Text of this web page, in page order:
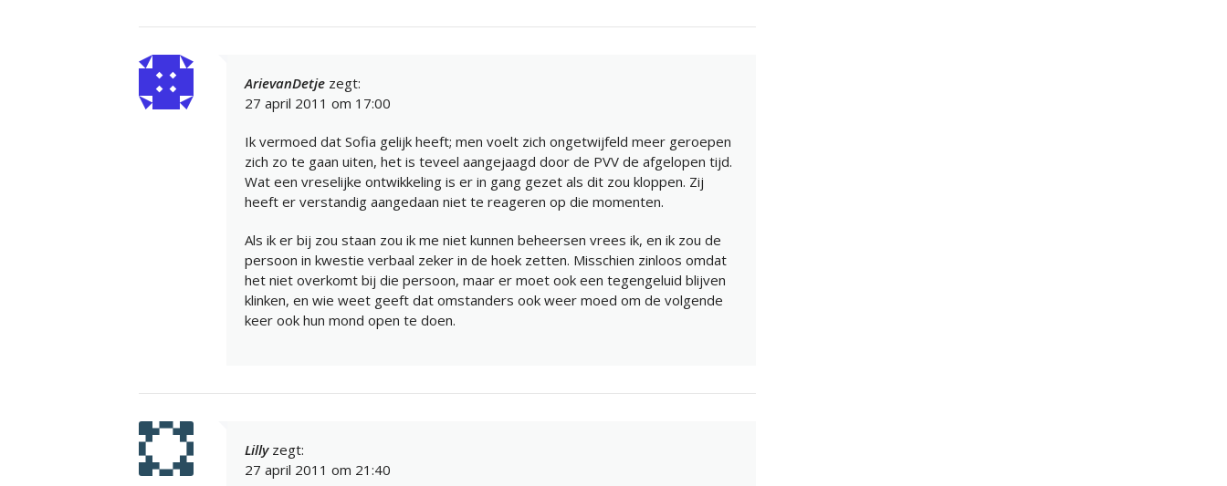
ArievanDetje zegt:
27 april 2011 om 17:00
Ik vermoed dat Sofia gelijk heeft; men voelt zich ongetwijfeld meer geroepen
zich zo te gaan uiten, het is teveel aangejaagd door de PVV de afgelopen tijd.
Wat een vreselijke ontwikkeling is er in gang gezet als dit zou kloppen. Zij
heeft er verstandig aangedaan niet te reageren op die momenten.
Als ik er bij zou staan zou ik me niet kunnen beheersen vrees ik, en ik zou de
persoon in kwestie verbaal zeker in de hoek zetten. Misschien zinloos omdat
het niet overkomt bij die persoon, maar er moet ook een tegengeluid blijven
klinken, en wie weet geeft dat omstanders ook weer moed om de volgende
keer ook hun mond open te doen.
Lilly zegt:
27 april 2011 om 21:40